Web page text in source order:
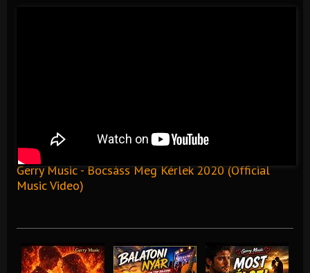
Gerry Music - Bocsáss Meg Kérlek 2020 (Official
Music Video)